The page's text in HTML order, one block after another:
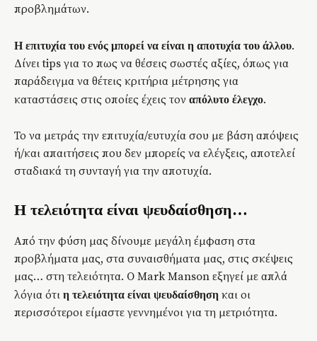
προβλημάτων.
Η επιτυχία του ενός μπορεί να είναι η αποτυχία του άλλου.
Δίνει tips για το πως να θέσεις σωστές αξίες, όπως για
παράδειγμα να θέτεις κριτήρια μέτρησης για
καταστάσεις στις οποίες έχεις τον απόλυτο έλεγχο.
Το να μετράς την επιτυχία/ευτυχία σου με βάση απόψεις
ή/και απαιτήσεις που δεν μπορείς να ελέγξεις, αποτελεί
σταδιακά τη συνταγή για την αποτυχία.
Η τελειότητα είναι ψευδαίσθηση…
Από την φύση μας δίνουμε μεγάλη έμφαση στα
προβλήματα μας, στα συναισθήματα μας, στις σκέψεις
μας… στη τελειότητα. O Mark Manson εξηγεί με απλά
λόγια ότι η τελειότητα είναι ψευδαίσθηση και οι
περισσότεροι είμαστε γεννημένοι για τη μετριότητα.